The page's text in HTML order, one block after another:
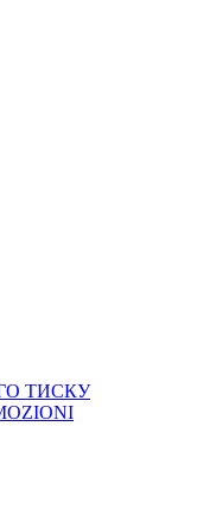
ТИСКУ